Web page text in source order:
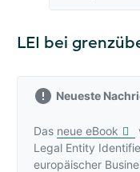
LEI bei
Neueste
Das neue eBook
Legal Entity
europäischer